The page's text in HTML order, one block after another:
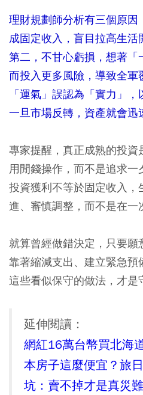
理財規劃師分析有三個原
成固定收入，盲目拉高生活
第二，不甘心虧損，想著「
而投入更多風險，導致全
「運氣」誤認為「實力」
一旦市場反轉，資產就會迅
專家提醒，真正成熟的投資
用閒錢操作，而不是追求一
投資獲利不等於固定收入
進、審慎調整，而不是在一
就算曾經做錯決定，只要願
靠著縮減支出、建立緊急預
這些看似保守的做法，才是
延伸閱讀：
網紅16萬台幣買北海
本房子這麼便宜？旅
坑：賣不掉才是真災難